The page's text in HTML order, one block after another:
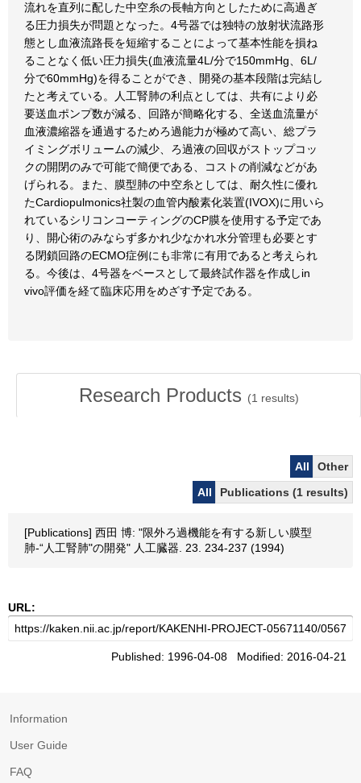
流れを直列に配した中空糸の長軸方向としたために高過ぎ
る圧力損失が問題となった。4号器では独特の放射状流路形
態とし血液流路長を短縮することによって基本性能を損ね
ることなく低い圧力損失(血液流量4L/分で150mmHg、6L/
分で60mmHg)を得ることができ、開発の基本段階は完結し
たと考えている。人工腎肺の利点としては、共有により必
要送血ポンプ数が減る、回路が簡略化する、全送血流量が
血液濃縮器を通過するためろ過能力が極めて高い、総プラ
イミングボリュームの減少、ろ過液の回収がストップコッ
クの開閉のみで可能で簡便である、コストの削減などがあ
げられる。また、膜型肺の中空糸としては、耐久性に優れ
たCardiopulmonics社製の血管内酸素化装置(IVOX)に用いら
れているシリコンコーティングのCP膜を使用する予定であ
り、開心術のみならず多かれ少なかれ水分管理も必要とす
る閉鎖回路のECMO症例にも非常に有用であると考えられ
る。今後は、4号器をベースとして最終試作器を作成しin
vivo評価を経て臨床応用をめざす予定である。
Research Products (1 results)
All
Other
All
Publications (1 results)
[Publications] 西田 博: "限外ろ過機能を有する新しい膜型
肺-“人工腎肺"の開発" 人工臓器. 23. 234-237 (1994)
URL:
Published: 1996-04-08 Modified: 2016-04-21
Information
User Guide
FAQ